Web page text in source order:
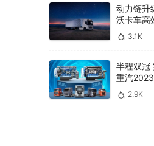
动力链升
沃卡车高
3.1K
半程双冠
重汽
量、市占
2.9K